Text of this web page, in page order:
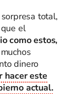
total,
el
como estos,
dinero
hacer este
actual.